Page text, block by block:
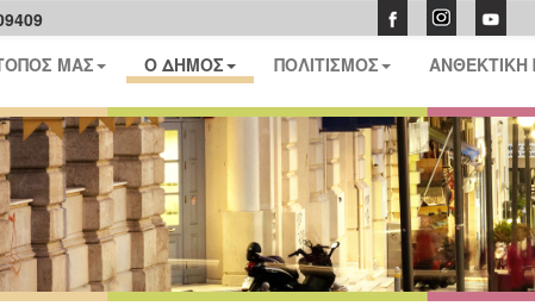
ΜΑΣ
Ο ΔΗΜΟΣ ΠΟΛΙΤΙΣΜΟΣ ΑΝΘΕΚΤΙΚΗ